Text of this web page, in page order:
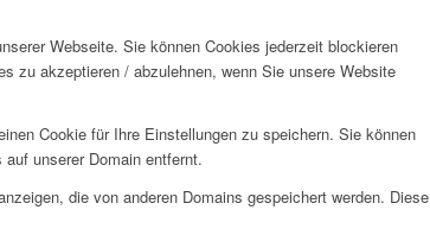
Webseite. Sie können Cookies jederzeit blockieren
zu akzeptieren / abzulehnen, wenn Sie unsere Website
Cookie für Ihre Einstellungen zu speichern. Sie können
unserer Domain entfernt.
die von anderen Domains gespeichert werden. Diese